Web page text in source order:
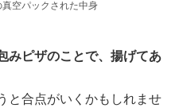
空パックされた中身
みピザのことで、揚げてあ
と合点がいくかもしれませ